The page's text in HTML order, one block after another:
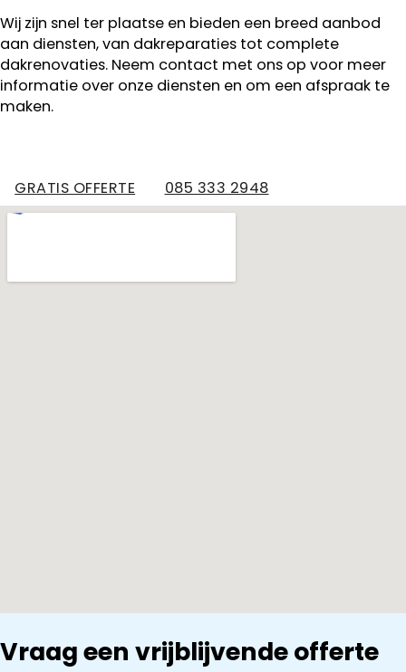
Wij zijn snel ter plaatse en bieden een breed aanbod
aan diensten, van dakreparaties tot complete
dakrenovaties. Neem contact met ons op voor meer
informatie over onze diensten en om een afspraak te
maken.
GRATIS OFFERTE 085 333 2948
Vraag een vrijblijvende offerte